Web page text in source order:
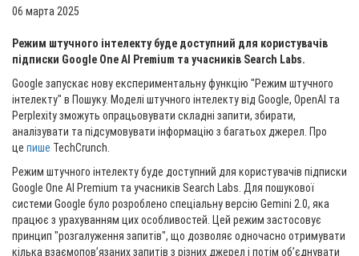
06 марта 2025
Режим штучного інтелекту буде доступний для користувачів
підписки Google One AI Premium та учасників Search Labs.
Google запускає нову експериментальну функцію "Режим штучного
інтелекту" в Пошуку. Моделі штучного інтелекту від Google, OpenAI та
Perplexity зможуть опрацьовувати складні запити, збирати,
аналізувати та підсумовувати інформацію з багатьох джерел. Про
це пише TechCrunch.
Режим штучного інтелекту буде доступний для користувачів підписки
Google One AI Premium та учасників Search Labs. Для пошукової
системи Google було розроблено спеціальну версію Gemini 2.0, яка
працює з урахуванням цих особливостей. Цей режим застосовує
принцип "розгалуження запитів", що дозволяє одночасно отримувати
кілька взаємопов’язаних запитів з різних джерел і потім об’єднувати